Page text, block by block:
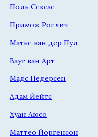
Поль Сексас
Примож Роглич
Матье ван дер Пул
Ваут ван Арт
Мадс Педерсен
Адам Йейтс
Хуан Аюсо
Маттео Йоргенсон